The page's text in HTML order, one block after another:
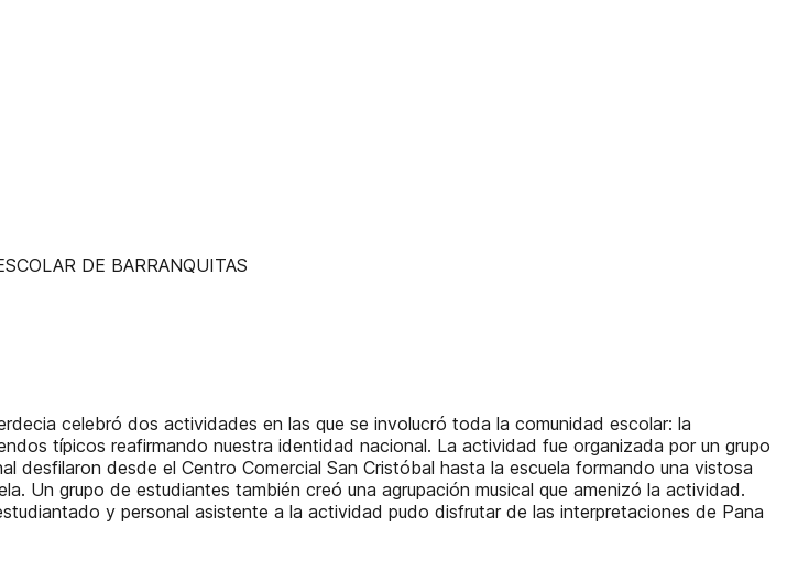
DE BARRANQUITAS
celebró dos actividades en las que se involucró toda la comunidad escolar: la
típicos reafirmando nuestra identidad nacional. La actividad fue organizada por un grupo
desde el Centro Comercial San Cristóbal hasta la escuela formando una vistosa
Un grupo de estudiantes también creó una agrupación musical que amenizó la actividad.
y personal asistente a la actividad pudo disfrutar de las interpretaciones de Pana